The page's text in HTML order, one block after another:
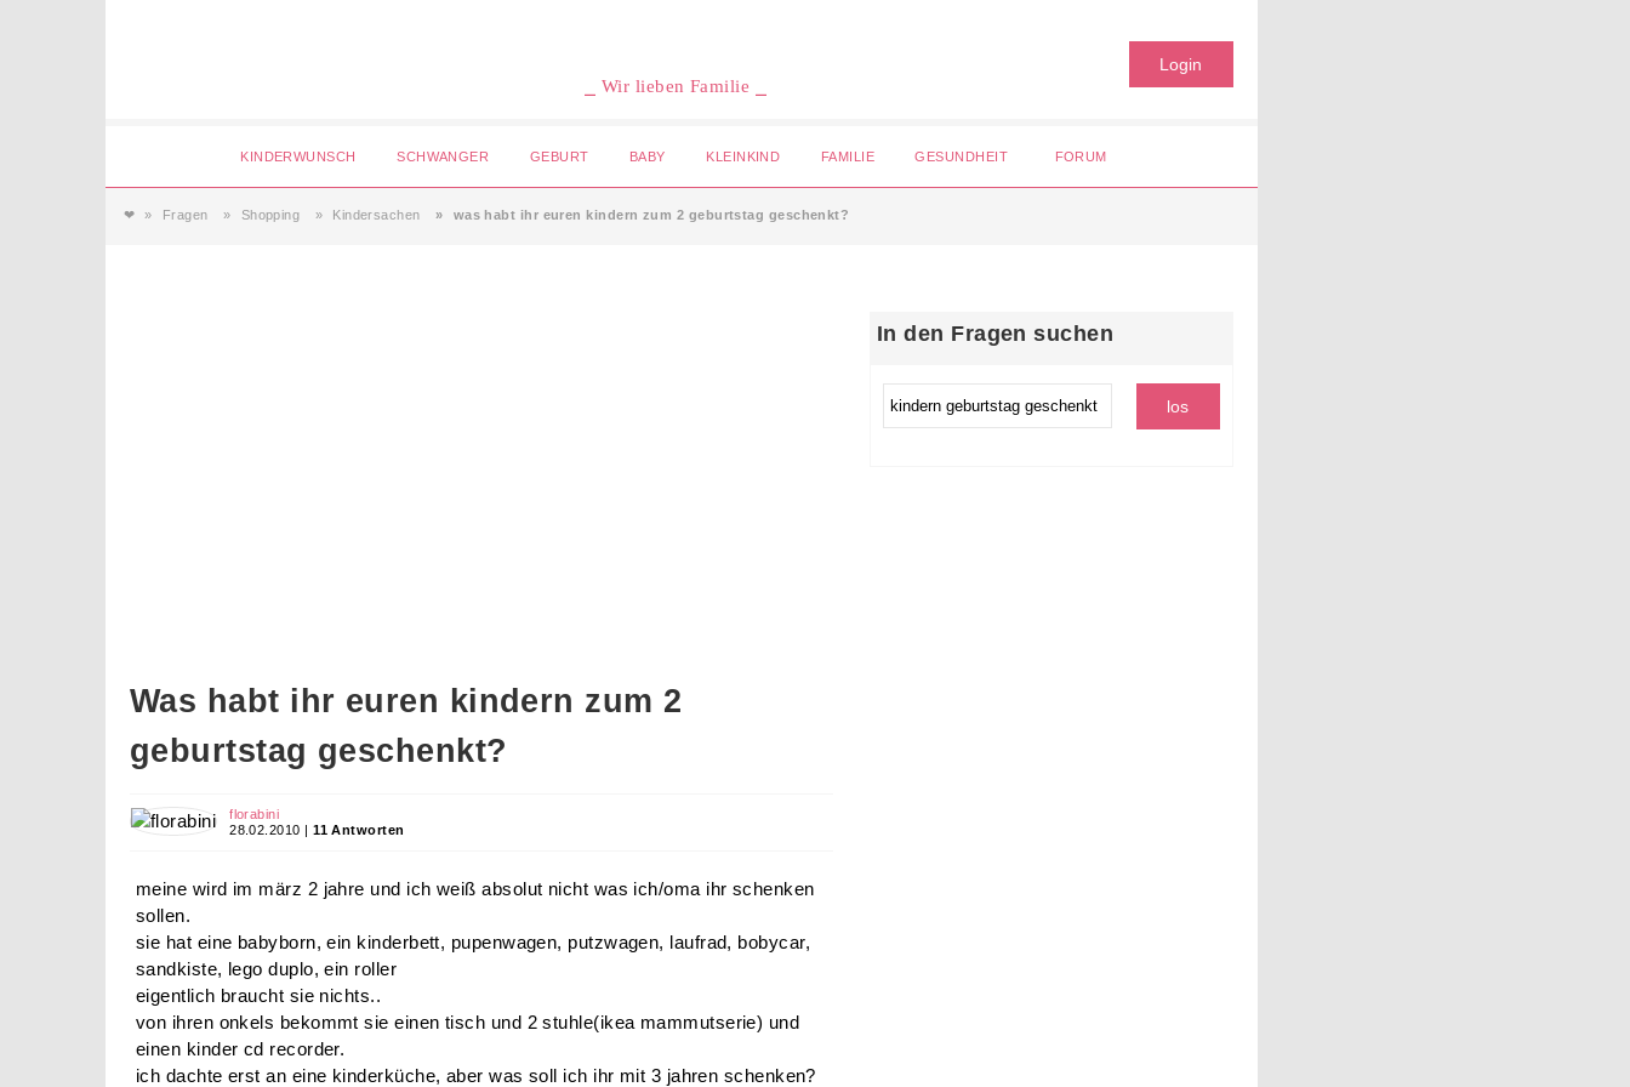
⎯ Wir lieben Familie ⎯
Login
KINDERWUNSCH SCHWANGER GEBURT BABY KLEINKIND FAMILIE GESUNDHEIT FORUM
❤ Fragen Shopping Kindersachen was habt ihr euren kindern zum 2 geburtstag geschenkt?
Was habt ihr euren kindern zum 2
geburtstag geschenkt?
florabini
28.02.2010 |11 Antworten
meine wird im märz 2 jahre und ich weiß absolut nicht was ich/oma ihr schenken
sollen.
sie hat eine babyborn, ein kinderbett, pupenwagen, putzwagen, laufrad, bobycar,
sandkiste, lego duplo, ein roller
eigentlich braucht sie nichts..
von ihren onkels bekommt sie einen tisch und 2 stuhle(ikea mammutserie) und
einen kinder cd recorder.
ich dachte erst an eine kinderküche, aber was soll ich ihr mit 3 jahren schenken?
In den Fragen suchen